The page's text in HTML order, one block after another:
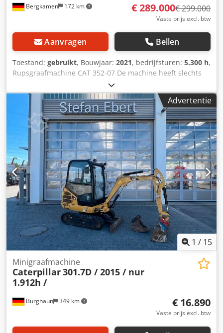
Bergkamen 172 km € 289.000€ 299.000
Vaste prijs excl. btw
Aanvragen Bellen
Toestand: gebruikt, Bouwjaar: 2021, bedrijfsturen: 5.300 h,
Rupsgraafmachine CAT 352-07 De machine heeft slechts
5.300 bedrijfuren en verkeert in goede staat
Bedrijfsgewicht ca. 52.800 kg Credpjyy Hvxsfx Ah Hof
Advertentie
1 / 15
Burghaun 349 km
Minigraafmachine
Caterpillar301.7D / 2015 / nur
1.912h /
€ 16.890
Vaste prijs excl. btw